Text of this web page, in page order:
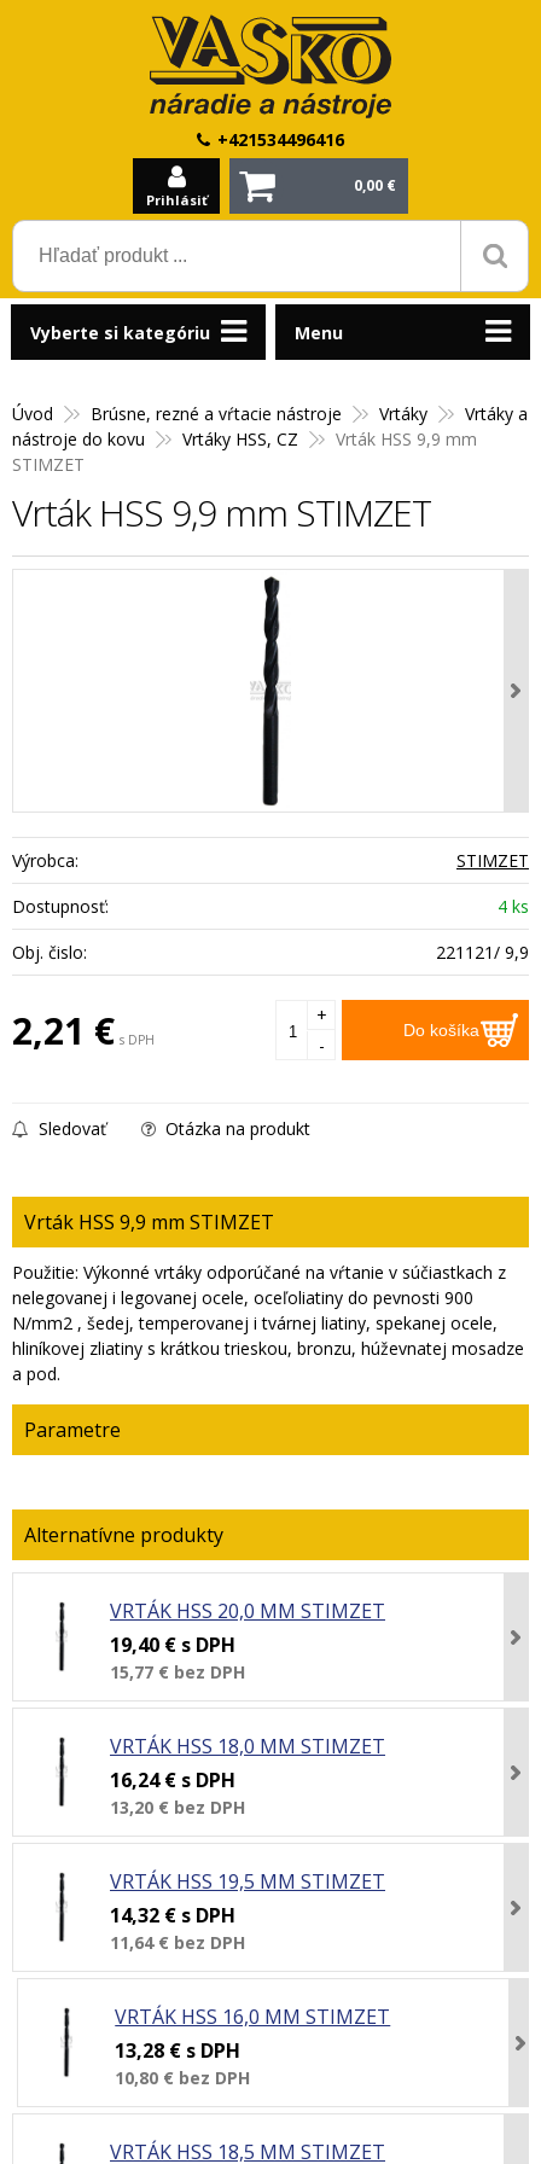
+421534496416
Prihlásiť
0,00 €
Úvod Brúsne, rezné a vŕtacie nástroje Vrtáky
Vrtáky a
nástroje do kovu
Vrtáky HSS, CZ
Vrták HSS 9,9 mm
STIMZET
Vrták HSS 9,9 mm STIMZET
Výrobca:
STIMZET
Dostupnosť:
4 ks
Obj. čislo:
221121/ 9,9
2,21 € s DPH Do košíka
+
-
Sledovať Otázka na produkt
Vrták HSS 9,9 mm STIMZET
Použitie: Výkonné vrtáky odporúčané na vŕtanie v súčiastkach z
nelegovanej i legovanej ocele, oceľoliatiny do pevnosti 900
N/mm2 , šedej, temperovanej i tvárnej liatiny, spekanej ocele,
hliníkovej zliatiny s krátkou trieskou, bronzu, húževnatej mosadze
a pod.
Parametre
VRTÁK HSS 20,0 MM STIMZET
19,40 € s DPH
15,77 € bez DPH
VRTÁK HSS 18,0 MM STIMZET
16,24 € s DPH
13,20 € bez DPH
VRTÁK HSS 19,5 MM STIMZET
14,32 € s DPH
11,64 € bez DPH
VRTÁK HSS 16,0 MM STIMZET
13,28 € s DPH
10,80 € bez DPH
VRTÁK HSS 18,5 MM STIMZET
Vyberte si kategóriu Menu